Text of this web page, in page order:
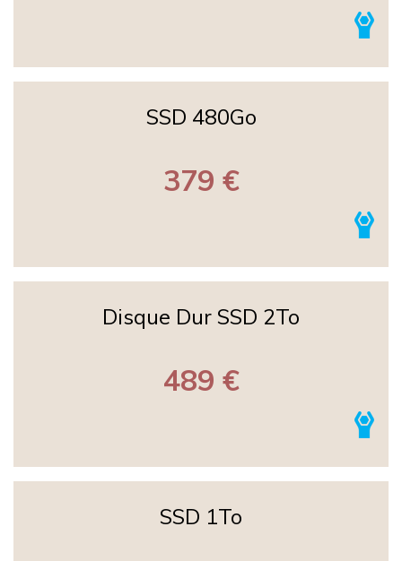
SSD 480Go
379 €
Disque Dur SSD 2To
489 €
SSD 1To